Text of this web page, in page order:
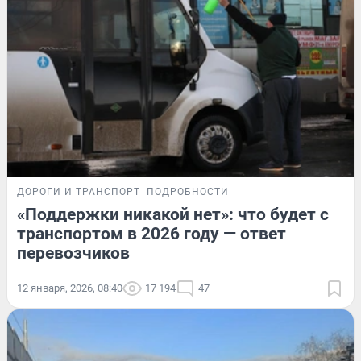
ДОРОГИ И ТРАНСПОРТ ПОДРОБНОСТИ
«Поддержки никакой нет»: что будет с
транспортом в 2026 году — ответ
перевозчиков
12 января, 2026, 08:40 17 194 47